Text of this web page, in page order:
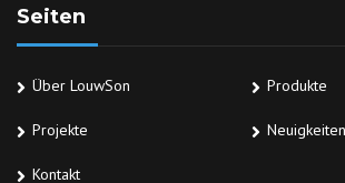
Seiten
Über LouwSon Produkte
Projekte Neuigkeiten
Kontakt